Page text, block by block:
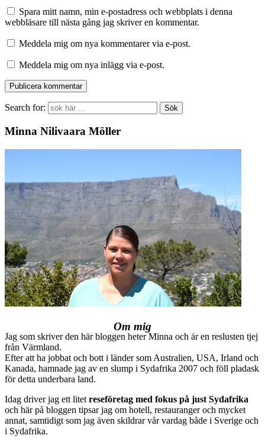
Spara mitt namn, min e-postadress och webbplats i denna
webbläsare till nästa gång jag skriver en kommentar.
Meddela mig om nya kommentarer via e-post.
Meddela mig om nya inlägg via e-post.
Search for:
Minna Nilivaara Möller
Om mig
Jag som skriver den här bloggen heter Minna och är en reslusten tjej
från Värmland.
Efter att ha jobbat och bott i länder som Australien, USA, Irland och
Kanada, hamnade jag av en slump i Sydafrika 2007 och föll pladask
för detta underbara land.
Idag driver jag ett litet reseföretag med fokus på just Sydafrika
och här på bloggen tipsar jag om hotell, restauranger och mycket
annat, samtidigt som jag även skildrar vår vardag både i Sverige och
i Sydafrika.